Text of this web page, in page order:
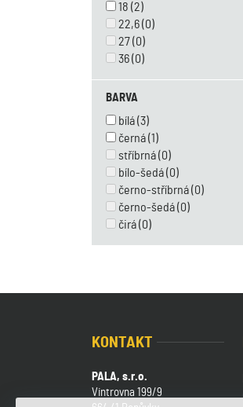
18 (2)
22,6(0)
27(0)
36(0)
BARVA
bílá(3)
černá(1)
stříbrná(0)
bílo-šedá(0)
černo-stříbrná(0)
černo-šedá(0)
čirá(0)
KONTAKT
PALA, s.r.o.
Vintrovna 199/9